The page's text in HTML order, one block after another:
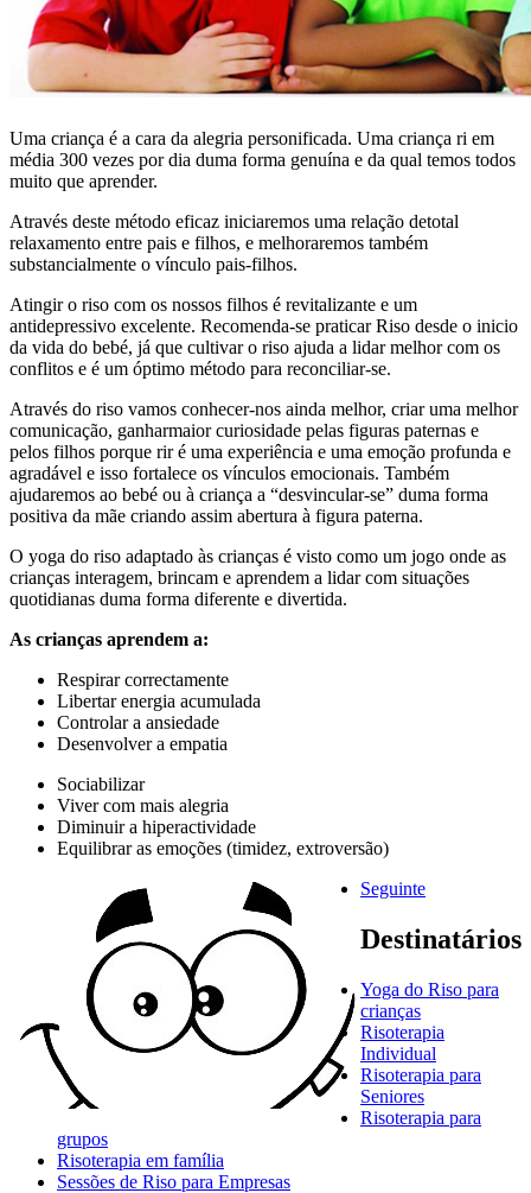
Uma criança é a cara da alegria personificada. Uma criança ri em
média 300 vezes por dia duma forma genuína e da qual temos todos
muito que aprender.
Através deste método eficaz iniciaremos uma relação detotal
relaxamento entre pais e filhos, e melhoraremos também
substancialmente o vínculo pais-filhos.
Atingir o riso com os nossos filhos é revitalizante e um
antidepressivo excelente. Recomenda-se praticar Riso desde o inicio
da vida do bebé, já que cultivar o riso ajuda a lidar melhor com os
conflitos e é um óptimo método para reconciliar-se.
Através do riso vamos conhecer-nos ainda melhor, criar uma melhor
comunicação, ganharmaior curiosidade pelas figuras paternas e
pelos filhos porque rir é uma experiência e uma emoção profunda e
agradável e isso fortalece os vínculos emocionais. Também
ajudaremos ao bebé ou à criança a “desvincular-se” duma forma
positiva da mãe criando assim abertura à figura paterna.
O yoga do riso adaptado às crianças é visto como um jogo onde as
crianças interagem, brincam e aprendem a lidar com situações
quotidianas duma forma diferente e divertida.
As crianças aprendem a:
Respirar correctamente
Libertar energia acumulada
Controlar a ansiedade
Desenvolver a empatia
Sociabilizar
Viver com mais alegria
Diminuir a hiperactividade
Equilibrar as emoções (timidez, extroversão)
Seguinte
Destinatários
Yoga do Riso para
crianças
Risoterapia
Individual
Risoterapia para
Seniores
Risoterapia para
grupos
Risoterapia em família
Sessões de Riso para Empresas